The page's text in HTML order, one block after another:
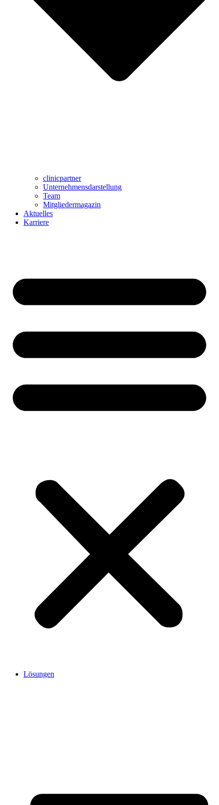
clinicpartner
Unternehmensdarstellung
Team
Mitgliedermagazin
Aktuelles
Karriere
Lösungen